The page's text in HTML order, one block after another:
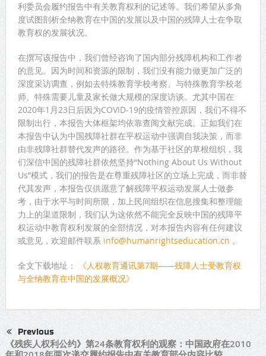
利委员会履约报告中有关教育权利的记述等。我们希望从多角
度试图剖析全纳教育在中国的发展以及中国的残障人士在争取
教育权的发展状况。
在撰写该报告中，我们曾经咨询了国内部分残障机构和工作者
的意见。因为时间和资源的限制，我们没有能力做更加广泛的
深度采访调查，例如去特殊教育学校考察、与特殊教育学校老
师、特殊需要儿童及家长做大规模的深度访谈。尤其中国在
2020年1月23日后因为COVID-19的疫情管控原因，我们不得不
限制出行，本报告大体框架均依靠查阅文献完成。正如我们在
本报告中认为中国残障社群在平权运动中强调自我决策，而非
由非残障社群替代发声的路径。作为基于社区的草根组织，我
们深信中国的残障社群依然坚持“Nothing About Us Without
Us”模式，我们的报告是在尊重残障社区的立场上完成，而非替
代其发声，本报告仅供愿意了解残障平权运动发展人士做参
考，由于水平与时间所限，加上民间组织在信息搜集和整理能
力上的渠道限制，我们认为这依然不能完全反映中国的残障平
权运动中教育权利发展的全部情况，对本报告内容有任何建议
或意见，欢迎邮件联系 info@humanrightseducation.cn 。
全文下载地址：
《人权教育通讯第7期——残障人士受教育权
与全纳教育在中国的发展概况》
Previous
《残疾人权利公约》第24条教育权利的观察：中国政府在2010